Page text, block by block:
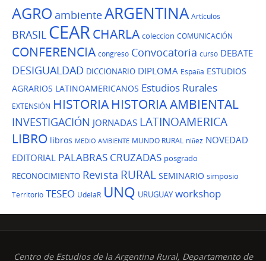
AGRO ambienteARGENTINA Artículos
BRASIL CEARCHARLA coleccion COMUNICACIÓN
CONFERENCIA congreso Convocatoria curso DEBATE
DESIGUALDAD DICCIONARIO DIPLOMA España ESTUDIOS
AGRARIOS LATINOAMERICANOS Estudios Rurales
EXTENSIÓN HISTORIA HISTORIA AMBIENTAL
INVESTIGACIÓN JORNADAS LATINOAMERICA
LIBRO libros MEDIO AMBIENTE MUNDO RURAL niñez NOVEDAD
EDITORIAL PALABRAS CRUZADAS posgrado
RECONOCIMIENTO Revista RURAL SEMINARIO simposio
Territorio TESEO UdelaR UNQ URUGUAY workshop
Centro de Estudios de la Argentina Rural, Departamento de